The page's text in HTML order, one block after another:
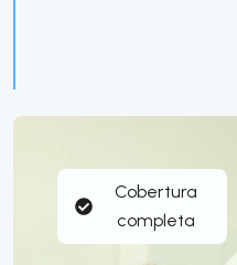
Cobertura
completa